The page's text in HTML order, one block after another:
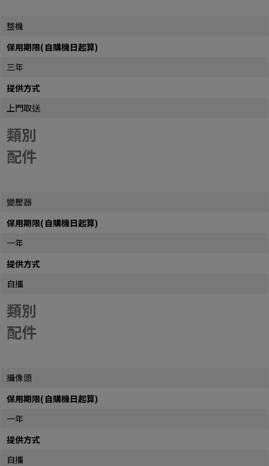
整機
保用期限(自購機日起算)
三年
提供方式
上門取送
類別
配件
變壓器
保用期限(自購機日起算)
一年
提供方式
自攜
類別
配件
攝像頭
保用期限(自購機日起算)
一年
提供方式
自攜